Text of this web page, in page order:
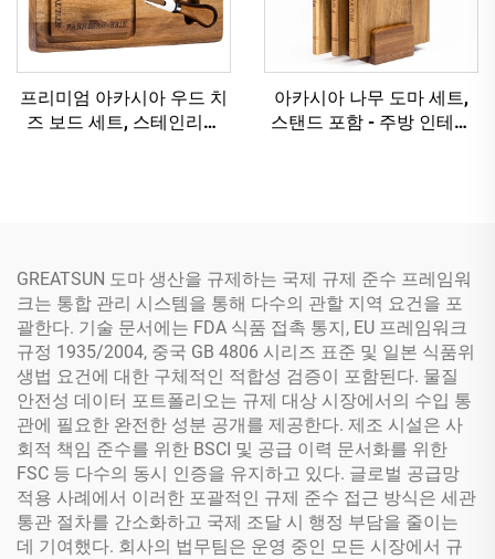
프리미엄 아카시아 우드 치
즈 보드 세트, 스테인리스
아카시아 나무 도마 세트,
스탠드 포함 - 주방 인테리
GREATSUN 도마 생산을 규제하는 국제 규제 준수 프레임워
크는 통합 관리 시스템을 통해 다수의 관할 지역 요건을 포
괄한다. 기술 문서에는 FDA 식품 접촉 통지, EU 프레임워크
규정 1935/2004, 중국 GB 4806 시리즈 표준 및 일본 식품위
생법 요건에 대한 구체적인 적합성 검증이 포함된다. 물질
안전성 데이터 포트폴리오는 규제 대상 시장에서의 수입 통
관에 필요한 완전한 성분 공개를 제공한다. 제조 시설은 사
회적 책임 준수를 위한 BSCI 및 공급 이력 문서화를 위한
FSC 등 다수의 동시 인증을 유지하고 있다. 글로벌 공급망
적용 사례에서 이러한 포괄적인 규제 준수 접근 방식은 세관
통관 절차를 간소화하고 국제 조달 시 행정 부담을 줄이는
데 기여했다. 회사의 법무팀은 운영 중인 모든 시장에서 규